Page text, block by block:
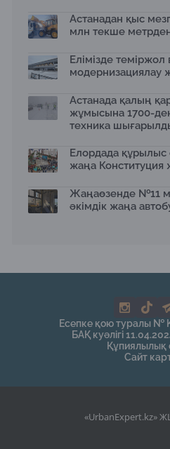
Астанадан қыс
млн текше
Елімізде
модернизациялау
Астанада қалың
жұмысына 1700-
техника
Елордада құрылыс
жаңа
Жаңаөзенде №11
әкімдік жаңа
Есепке қою туралы №
БАҚ куәлігі
Құпиялылық
Сайт
«UrbanExpert.kz»